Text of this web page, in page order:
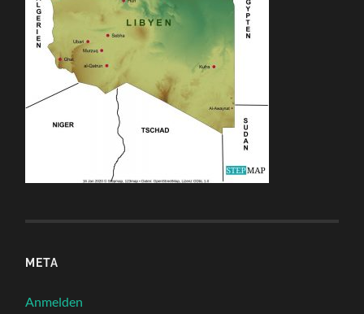
META
Anmelden